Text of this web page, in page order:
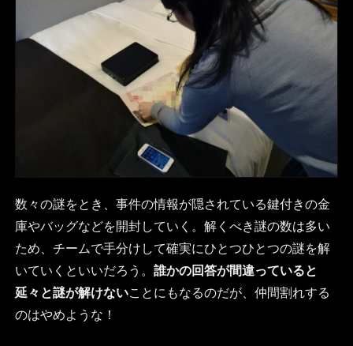
数々の謎をとき、事件の情報が隠されている鍵付きの金
庫やバッグなどを開封していく。解くべき謎の数は多い
ため、チームで手分けして確実にひとつひとつの謎を解
いていくといいだろう。 誰かの回答が間違っていると
延々と謎が解けないことにもなるのだが、仲間割れする
のはやめような！